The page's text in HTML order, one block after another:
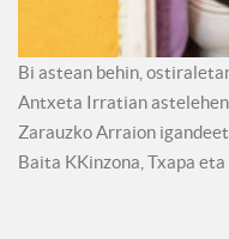
Bi astean behin,
Antxeta Irratian
Zarauzko Arraion
Baita KKinzona, Txapa